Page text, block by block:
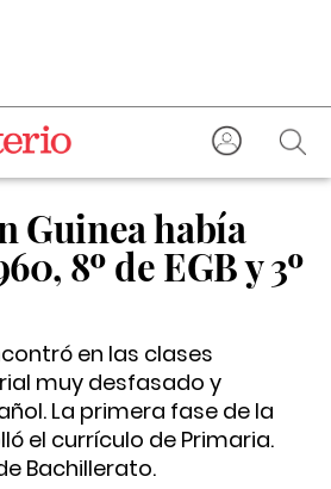
Guinea había
8º de EGB y 3º
en las clases
muy desfasado y
La primera fase de la
el currículo de Primaria.
Bachillerato.